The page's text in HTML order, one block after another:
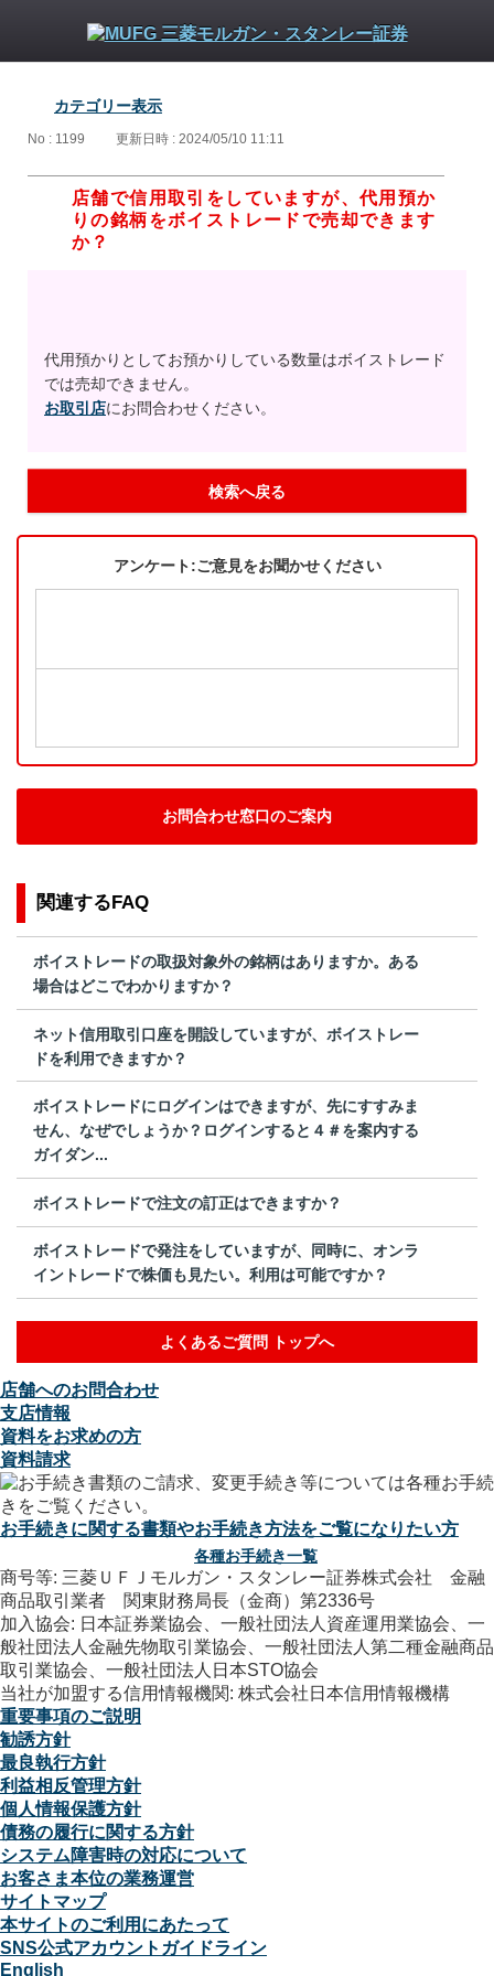
カテゴリー表示
No : 1199 更新日時 : 2024/05/10 11:11
店舗で信用取引をしていますが、代用預か
りの銘柄をボイストレードで売却できます
か？
代用預かりとしてお預かりしている数量はボイストレード
では売却できません。
お取引店にお問合わせください。
検索へ戻る
アンケート:ご意見をお聞かせください
お問合わせ窓口のご案内
関連するFAQ
ボイストレードの取扱対象外の銘柄はありますか。ある
場合はどこでわかりますか？
ネット信用取引口座を開設していますが、ボイストレー
ドを利用できますか？
ボイストレードにログインはできますが、先にすすみま
せん、なぜでしょうか？ログインすると４＃を案内する
ガイダン...
ボイストレードで注文の訂正はできますか？
ボイストレードで発注をしていますが、同時に、オンラ
イントレードで株価も見たい。利用は可能ですか？
よくあるご質問 トップへ
店舗へのお問合わせ
支店情報
資料をお求めの方
資料請求
お手続きに関する書類やお手続き方法をご覧になりたい方
各種お手続き一覧
商号等: 三菱ＵＦＪモルガン・スタンレー証券株式会社 金融
商品取引業者 関東財務局長（金商）第2336号
加入協会: 日本証券業協会、一般社団法人資産運用業協会、一
般社団法人金融先物取引業協会、一般社団法人第二種金融商品
取引業協会、一般社団法人日本STO協会
当社が加盟する信用情報機関: 株式会社日本信用情報機構
重要事項のご説明
勧誘方針
最良執行方針
利益相反管理方針
個人情報保護方針
債務の履行に関する方針
システム障害時の対応について
お客さま本位の業務運営
サイトマップ
本サイトのご利用にあたって
SNS公式アカウントガイドライン
English